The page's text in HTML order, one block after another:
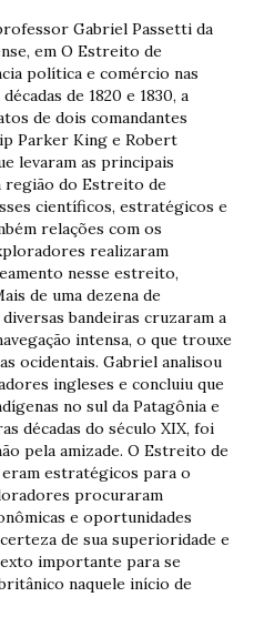
Gabriel Passetti da
em O Estreito de
política e comércio nas
de 1820 e 1830, a
de dois comandantes
Parker King e Robert
levaram as principais
região do Estreito de
científicos, estratégicos e
relações com os
realizaram
nesse estreito,
de uma dezena de
bandeiras cruzaram a
intensa, o que trouxe
ocidentais. Gabriel analisou
ingleses e concluiu que
no sul da Patagônia e
décadas do século XIX, foi
pela amizade. O Estreito de
estratégicos para o
procuraram
e oportunidades
de sua superioridade e
importante para se
naquele início de